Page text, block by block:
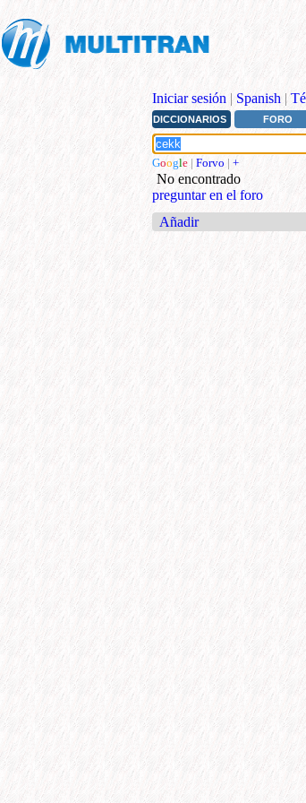
Iniciar sesión | Spanish |
DICCIONARIOS FORO
Google | Forvo | +
No encontrado
preguntar en el foro
Añadir